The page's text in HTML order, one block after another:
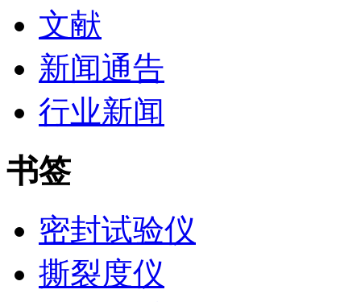
文献
新闻通告
行业新闻
书签
密封试验仪
撕裂度仪